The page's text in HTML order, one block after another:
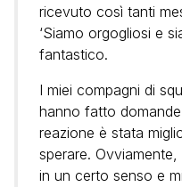
ricevuto così tanti
‘Siamo orgogliosi e
fantastico.
I miei compagni di
hanno fatto
reazione è stata
sperare.
in un certo senso e